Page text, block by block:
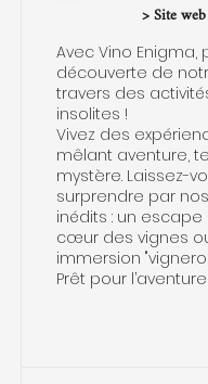
Avec Vino Enigma,
découverte de
travers des
insolites !
Vivez des
mêlant aventure,
mystère. Laissez-
surprendre par
inédits : un
cœur des vignes
immersion
Prêt pour l’aventure
> Site web